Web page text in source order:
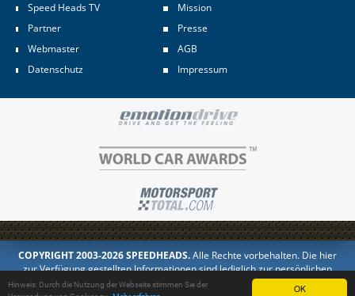
OK
Hinweis: Durch die Nutzung der Webseite stimmen Sie der
Speed Heads TV
Mission
Partner
Presse
Webmaster
AGB
Datenschutz
Impressum
COPYRIGHT 2003-2026 SPEEDHEADS.Alle Rechte vorbehalten. Die hier
zur Verfügung gestellten Informationen sind lediglich zur persönlichen
Information bestimmt. Jedes Kopieren oder Veröffentlichen in anderer